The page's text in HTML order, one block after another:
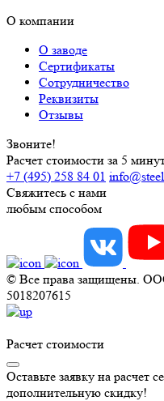
О компании
О заводе
Сертификаты
Сотрудничество
Реквизиты
Отзывы
Звоните!
Расчет стоимости за 5
+7 (495) 258 84 01
Свяжитесь с нами
любым способом
© Все права защищены.
5018207615
Расчет стоимости
Оставьте заявку на расчет
дополнительную скидку!